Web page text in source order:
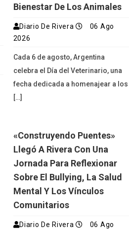
Bienestar De Los Animales
Diario De Rivera
06 Ago
2026
Cada 6 de agosto, Argentina
celebra el Día del Veterinario, una
fecha dedicada a homenajear a los
[…]
«Construyendo Puentes»
Llegó A Rivera Con Una
Jornada Para Reflexionar
Sobre El Bullying, La Salud
Mental Y Los Vínculos
Comunitarios
Diario De Rivera 06 Ago